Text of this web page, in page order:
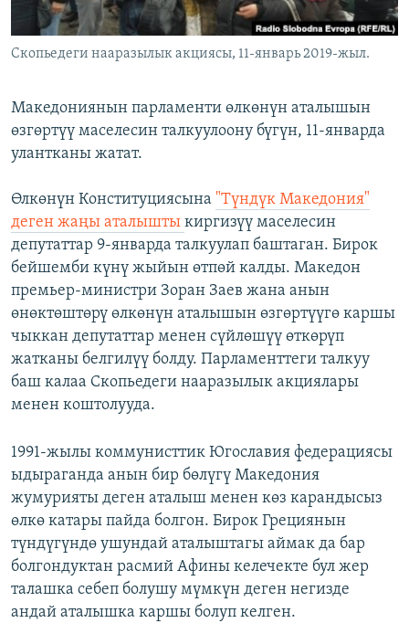
Скопьедеги нааразылык акциясы, 11-январь 2019-жыл.
Македониянын парламенти өлкөнүн аталышын
өзгөртүү маселесин талкуулоону бүгүн, 11-январда
улантканы жатат.
Өлкөнүн Конституциясына "Түндүк Македония"
деген жаңы аталышты киргизүү маселесин
депутаттар 9-январда талкуулап баштаган. Бирок
бейшемби күнү жыйын өтпөй калды. Македон
премьер-министри Зоран Заев жана анын
өнөктөштөрү өлкөнүн аталышын өзгөртүүгө каршы
чыккан депутаттар менен сүйлөшүү өткөрүп
жатканы белгилүү болду. Парламенттеги талкуу
баш калаа Скопьедеги нааразылык акциялары
менен коштолууда.
1991-жылы коммунисттик Югославия федерациясы
ыдыраганда анын бир бөлүгү Македония
жумурияты деген аталыш менен көз карандысыз
өлкө катары пайда болгон. Бирок Грециянын
түндүгүндө ушундай аталыштагы аймак да бар
болгондуктан расмий Афины келечекте бул жер
талашка себеп болушу мүмкүн деген негизде
андай аталышка каршы болуп келген.